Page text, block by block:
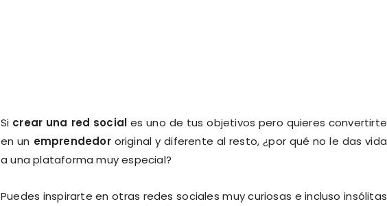
Si crear una red social es uno de tus objetivos pero quieres convertirte
en un emprendedororiginal y diferente al resto, ¿por qué no le das vida
a una plataforma muy especial?
Puedes inspirarte en otras redes sociales muy curiosas e incluso insólitas